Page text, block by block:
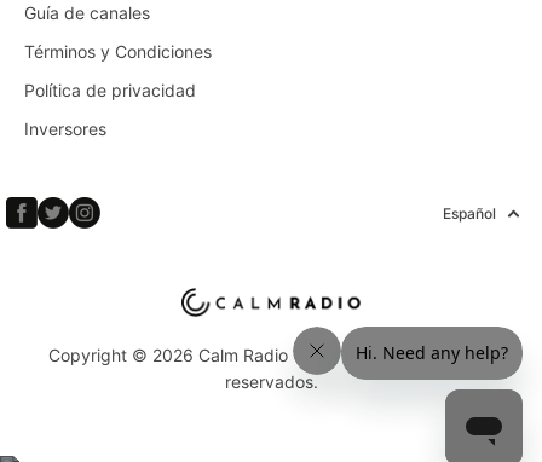
Guía de canales
Términos y Condiciones
Política de privacidad
Inversores
Español
Copyright © 2026 Calm Radio Corp. Todos los derechos
reservados.